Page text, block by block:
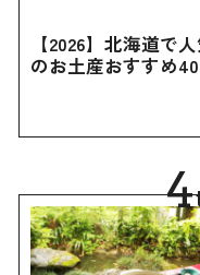
【2026】北海道で
のお土産おすすめ40
買えない限定品、
4